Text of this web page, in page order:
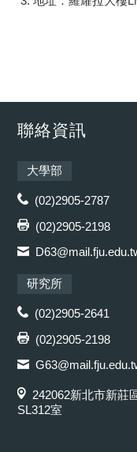
聯絡資訊
大學部
(02)2905-2787
(02)2905-2198
研究所
(02)2905-2641
(02)2905-2198
242062新北市新莊
SL312室